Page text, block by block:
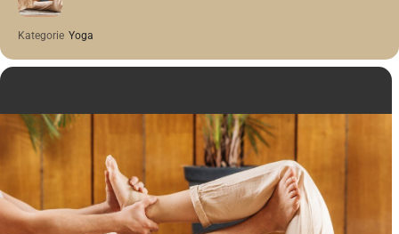
Kategorie Yoga